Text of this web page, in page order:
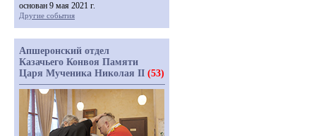
основан 9 мая 2021 г.
Другие события
Апшеронский отдел
Казачьего Конвоя Памяти
Царя Мученика Николая II (53)